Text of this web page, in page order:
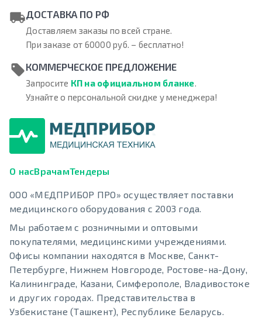
ДОСТАВКА ПО РФ
Доставляем заказы по всей стране.
При заказе от 60000 руб. – бесплатно!
КОММЕРЧЕСКОЕ ПРЕДЛОЖЕНИЕ
Запросите КП на официальном бланке.
Узнайте о персональной скидке у менеджера!
О насВрачамТендеры
ООО «МЕДПРИБОР ПРО» осуществляет поставки
медицинского оборудования с 2003 года.
Мы работаем с розничными и оптовыми
покупателями, медицинскими учреждениями.
Офисы компании находятся в Москве, Санкт-
Петербурге, Нижнем Новгороде, Ростове-на-Дону,
Калининграде, Казани, Симферополе, Владивостоке
и других городах. Представительства в
Узбекистане (Ташкент), Республике Беларусь.